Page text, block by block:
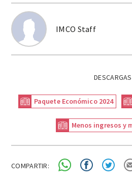
IMCO Staff
Paquete Económico 2024
Menos ingresos y
COMPARTIR: